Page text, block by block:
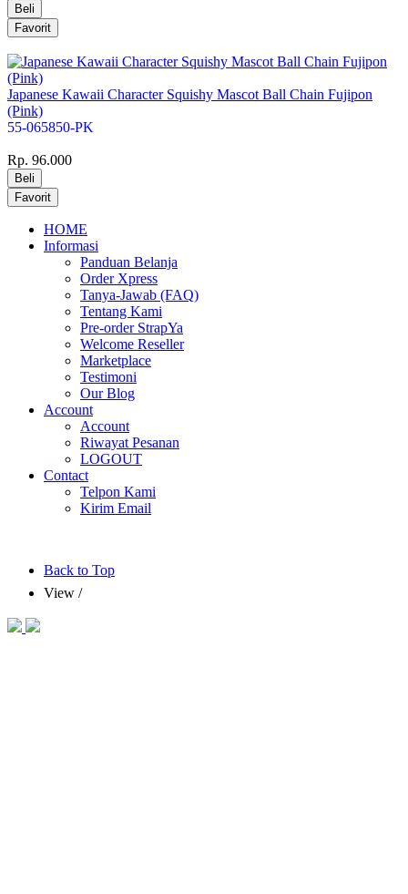
Japanese Kawaii Character Squishy Mascot Ball Chain Fujipon
(Pink)
55-065850-PK
Rp. 96.000
HOME
Informasi
Panduan Belanja
Order Xpress
Tanya-Jawab (FAQ)
Tentang Kami
Pre-order StrapYa
Welcome Reseller
Marketplace
Testimoni
Our Blog
Account
Account
Riwayat Pesanan
LOGOUT
Contact
Telpon Kami
Kirim Email
Back to Top
View /